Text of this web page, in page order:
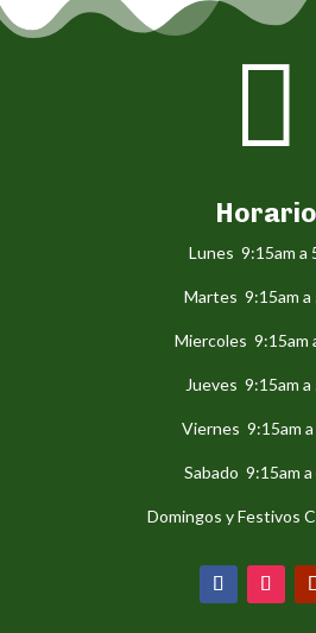

Horario
Lunes 9:15am a
Martes 9:15am a
Miercoles 9:15am
Jueves 9:15am a
Viernes 9:15am a
Sabado 9:15am a
Domingos y Festivos